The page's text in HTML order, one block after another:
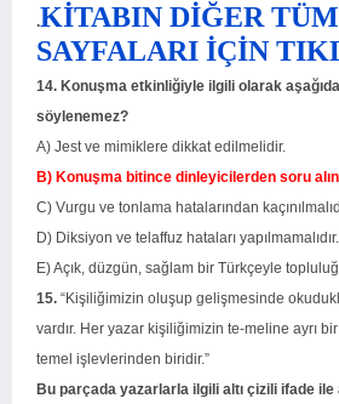
.KİTABIN DİĞER TÜM
SAYFALARI İÇİN
14. Konuşma etkinliğiyle ilgili olarak
söylenemez?
A) Jest ve mimiklere dikkat edilmelidir.
B) Konuşma bitince dinleyicilerden soru
C) Vurgu ve tonlama hatalarından
D) Diksiyon ve telaffuz hataları yapılmamalıdır.
E) Açık, düzgün, sağlam bir Türkçeyle
15. “Kişiliğimizin oluşup gelişmesinde
vardır. Her yazar kişiliğimizin te-meline ayrı
temel işlevlerinden biridir.”
Bu parçada yazarlarla ilgili altı çizili ifade ile